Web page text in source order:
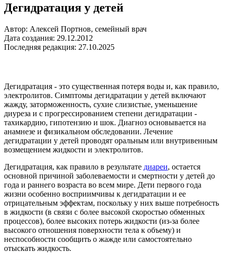
Дегидратация у детей
Автор: Алексей Портнов, семейный врач
Дата создания: 29.12.2012
Последняя редакция: 27.10.2025
Дегидратация - это существенная потеря воды и, как правило,
электролитов. Симптомы дегидратации у детей включают
жажду, заторможенность, сухие слизистые, уменьшение
диуреза и с прогрессированием степени дегидратации -
тахикардию, гипотензию и шок. Диагноз основывается на
анамнезе и физикальном обследовании. Лечение
дегидратации у детей проводят оральным или внутривенным
возмещением жидкости и электролитов.
Дегидратация, как правило в результате диареи, остается
основной причиной заболеваемости и смертности у детей до
года и раннего возраста во всем мире. Дети первого года
жизни особенно восприимчивы к дегидратации и ее
отрицательным эффектам, поскольку у них выше потребность
в жидкости (в связи с более высокой скоростью обменных
процессов), более высоких потерь жидкости (из-за более
высокого отношения поверхности тела к объему) и
неспособности сообщить о жажде или самостоятельно
отыскать жидкость.